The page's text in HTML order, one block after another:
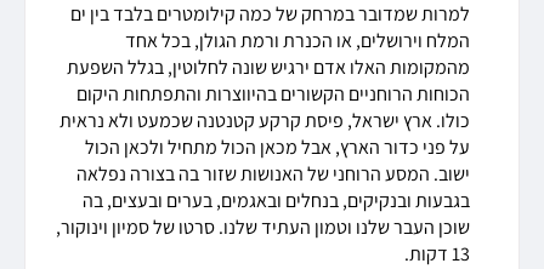
למרות שמדובר במרחק של כמה קילומטרים בלבד בין ים
המלח וירושלים, או הכנרת ורמת הגולן, בכל אחד
מהמקומות האלו אדם ירגיש שונה לחלוטין, בגלל השפעת
הכוחות הרוחניים הקשורים בהיווצרות והתפתחות היקום
כולו. ארץ ישראל, פיסת קרקע קטנטנה שכמעט ולא נראית
על פני כדורהארץ, אבל מכאן הכול מתחיל ולכאן הכול
ישוב. המסע הרוחני של האנושות שזור בה בצורה נפלאה
בגבעות ובנקיקים, בנחלים ובאגמים, בערים ובעצים, בה
שוכן העבר שלנו וטמון העתיד שלנו. סרטו של סמיון וינוקור,
13 דקות.